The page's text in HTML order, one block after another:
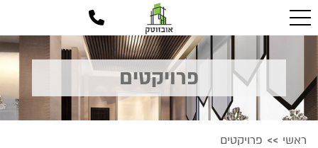
פרויקטים
ראשי >> פרויקטים